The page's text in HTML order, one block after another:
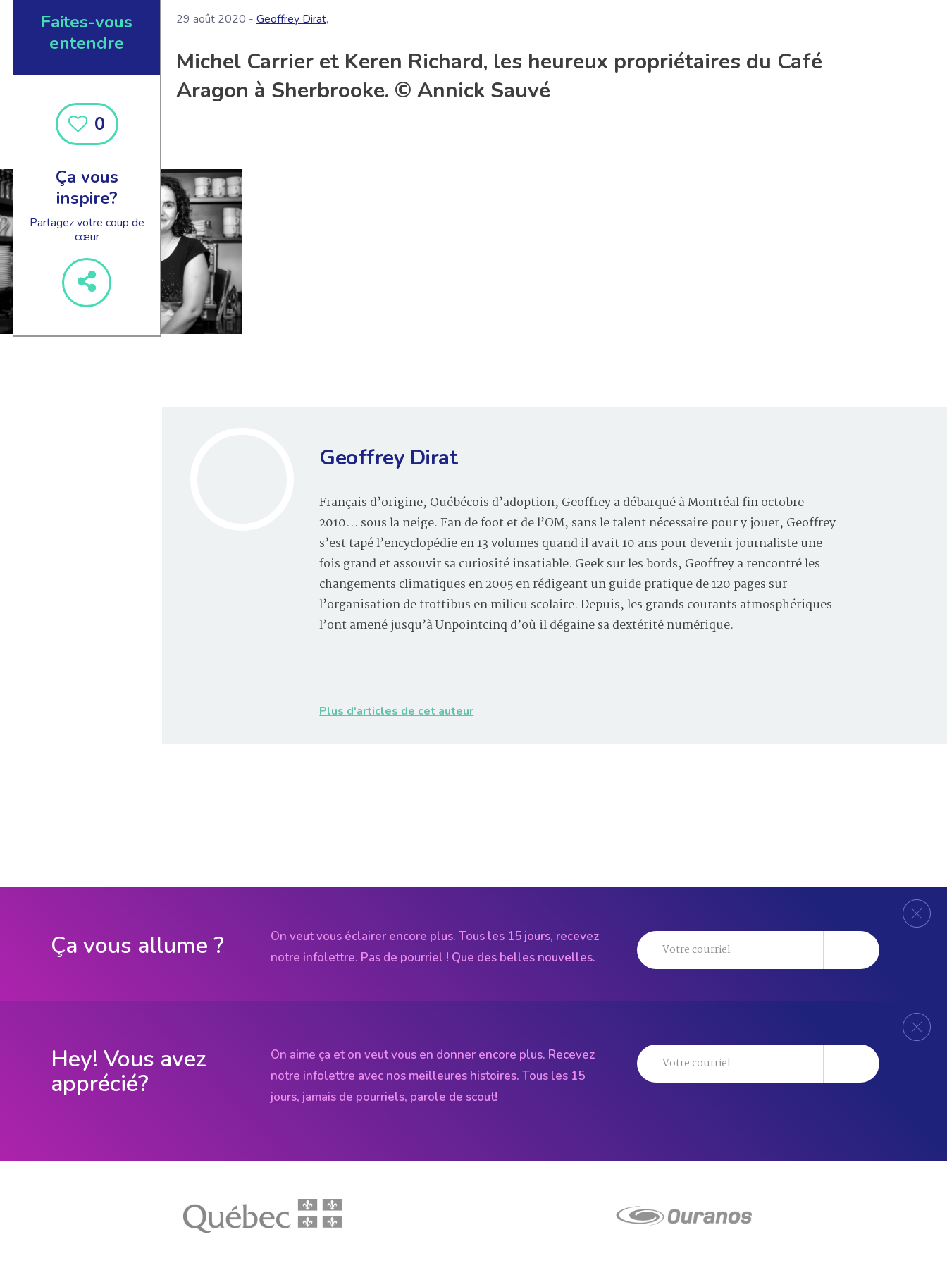
Faites-vous
entendre
0
Ça vous
inspire?
Partagez votre coup de
cœur
29 août 2020 - Geoffrey Dirat,
Michel Carrier et Keren Richard, les heureux propriétaires du Café
Aragon à Sherbrooke. © Annick Sauvé
Geoffrey Dirat
Français d’origine, Québécois d’adoption, Geoffrey a débarqué à Montréal fin octobre
2010… sous la neige. Fan de foot et de l’OM, sans le talent nécessaire pour y jouer, Geoffrey
s’est tapé l’encyclopédie en 13 volumes quand il avait 10 ans pour devenir journaliste une
fois grand et assouvir sa curiosité insatiable. Geek sur les bords, Geoffrey a rencontré les
changements climatiques en 2005 en rédigeant un guide pratique de 120 pages sur
l’organisation de trottibus en milieu scolaire. Depuis, les grands courants atmosphériques
l’ont amené jusqu’à Unpointcinq d’où il dégaine sa dextérité numérique.
Plus d'articles de cet auteur
Ça vous allume ?
On veut vous éclairer encore plus. Tous les 15 jours, recevez
notre infolettre. Pas de pourriel ! Que des belles nouvelles.
Hey! Vous avez
apprécié?
On aime ça et on veut vous en donner encore plus. Recevez
notre infolettre avec nos meilleures histoires. Tous les 15
jours, jamais de pourriels, parole de scout!